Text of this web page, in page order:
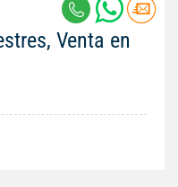
Venta en